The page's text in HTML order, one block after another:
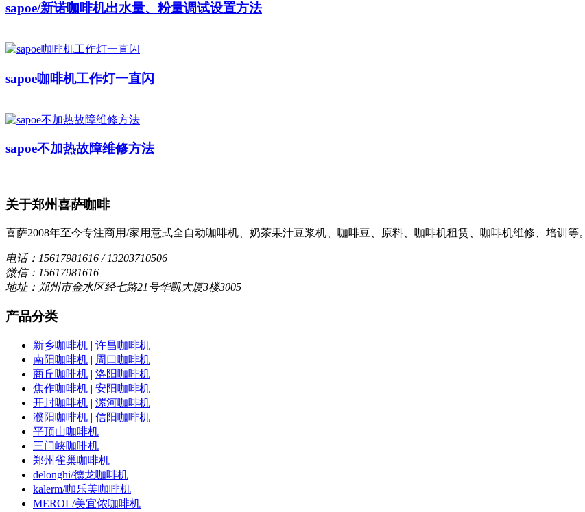
sapoe/新诺咖啡机出水量、粉量调试设置方法
sapoe咖啡机工作灯一直闪
sapoe不加热故障维修方法
关于郑州喜萨咖啡
喜萨2008年至今专注商用/家用意式全自动咖啡机、奶茶果汁豆浆机、咖啡豆、原料、咖啡机租赁、咖啡机维修、培训等。
电话：15617981616 / 13203710506
微信：15617981616
地址：郑州市金水区经七路21号华凯大厦3楼3005
产品分类
新乡咖啡机 | 许昌咖啡机
南阳咖啡机 | 周口咖啡机
商丘咖啡机 | 洛阳咖啡机
焦作咖啡机 | 安阳咖啡机
开封咖啡机 | 漯河咖啡机
濮阳咖啡机 | 信阳咖啡机
平顶山咖啡机
三门峡咖啡机
郑州雀巢咖啡机
delonghi/德龙咖啡机
kalerm/咖乐美咖啡机
MEROL/美宜侬咖啡机